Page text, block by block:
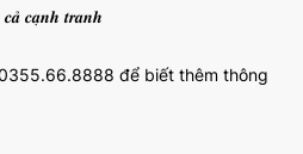
𝒄𝒂̣𝒏𝒉 𝒕𝒓𝒂𝒏𝒉
để biết thêm thông